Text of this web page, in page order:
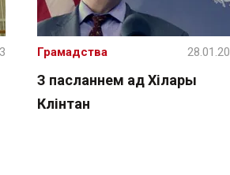
З пасланнем ад Хілары
Клінтан
Грамадства